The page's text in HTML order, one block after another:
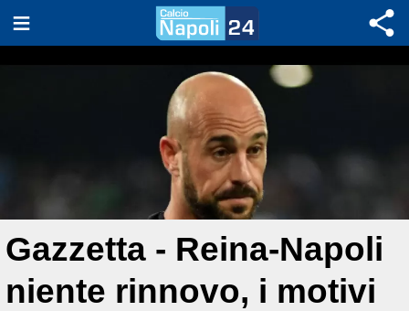
Gazzetta - Reina-Napoli
niente rinnovo, i motivi